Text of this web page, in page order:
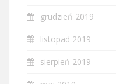
grudzień 2019
listopad 2019
sierpień 2019